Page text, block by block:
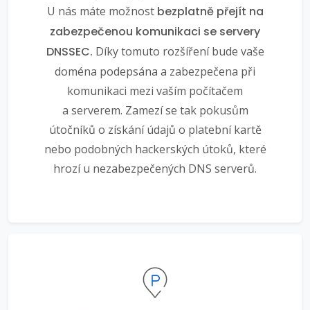
U nás máte možnost bezplatně přejít na
zabezpečenou komunikaci se servery
DNSSEC. Díky tomuto rozšíření bude vaše
doména podepsána a zabezpečena při
komunikaci mezi vaším počítačem
a serverem. Zamezí se tak pokusům
útočníků o získání údajů o platební kartě
nebo podobných hackerských útoků, které
hrozí u nezabezpečených DNS serverů.